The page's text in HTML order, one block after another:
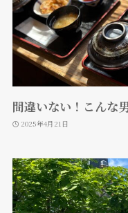
間違いない！こんな
2025年4月21日